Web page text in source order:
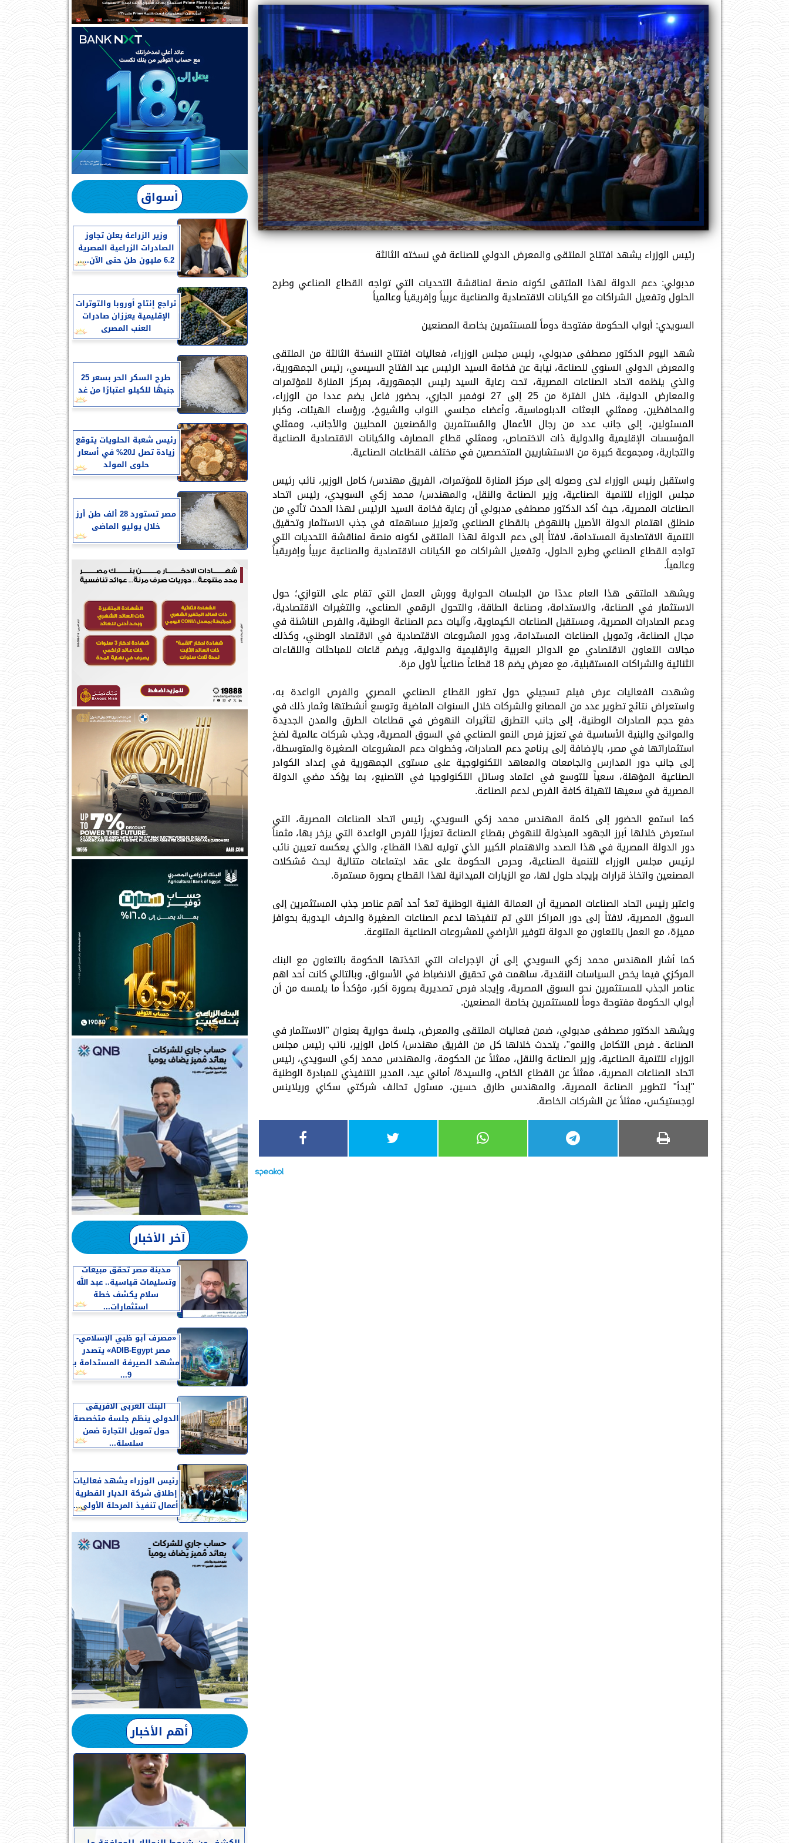
رئيس الوزراء يشهد افتتاح الملتقى والمعرض الدولي للصناعة في نسخته الثالثة
مدبولي: دعم الدولة لهذا الملتقى لكونه منصة لمناقشة التحديات التي تواجه القطاع الصناعي وطرح
الحلول وتفعيل الشراكات مع الكيانات الاقتصادية والصناعية عربياً وإفريقياً وعالمياً
السويدي: أبواب الحكومة مفتوحة دوماً للمستثمرين بخاصة المصنعين
شهد اليوم الدكتور مصطفى مدبولي، رئيس مجلس الوزراء، فعاليات افتتاح النسخة الثالثة من الملتقى
والمعرض الدولي السنوي للصناعة، نيابة عن فخامة السيد الرئيس عبد الفتاح السيسي، رئيس الجمهورية،
والذي ينظمه اتحاد الصناعات المصرية، تحت رعاية السيد رئيس الجمهورية، بمركز المنارة للمؤتمرات
والمعارض الدولية، خلال الفترة من 25 إلى 27 نوفمبر الجاري، بحضور فاعل يضم عددا من الوزراء،
والمحافظين، وممثلي البعثات الدبلوماسية، وأعضاء مجلسي النواب والشيوخ، ورؤساء الهيئات، وكبار
المسئولين، إلى جانب عدد من رجال الأعمال والمُستثمرين والمُصنعين المحليين والأجانب، وممثلي
المؤسسات الإقليمية والدولية ذات الاختصاص، وممثلي قطاع المصارف والكيانات الاقتصادية الصناعية
والتجارية، ومجموعة كبيرة من الاستشاريين المتخصصين في مختلف القطاعات الصناعية.
واستقبل رئيس الوزراء لدى وصوله إلى مركز المنارة للمؤتمرات، الفريق مهندس/ كامل الوزير، نائب رئيس
مجلس الوزراء للتنمية الصناعية، وزير الصناعة والنقل، والمهندس/ محمد زكي السويدي، رئيس اتحاد
الصناعات المصرية، حيث أكد الدكتور مصطفى مدبولي أن رعاية فخامة السيد الرئيس لهذا الحدث تأتي من
منطلق اهتمام الدولة الأصيل بالنهوض بالقطاع الصناعي وتعزيز مساهمته في جذب الاستثمار وتحقيق
التنمية الاقتصادية المستدامة، لافتاً إلى دعم الدولة لهذا الملتقى لكونه منصة لمناقشة التحديات التي
تواجه القطاع الصناعي وطرح الحلول، وتفعيل الشراكات مع الكيانات الاقتصادية والصناعية عربياً وإفريقياً
وعالمياً.
ويشهد الملتقى هذا العام عددًا من الجلسات الحوارية وورش العمل التي تقام على التوازي؛ حول
الاستثمار في الصناعة، والاستدامة، وصناعة الطاقة، والتحول الرقمي الصناعي، والتغيرات الاقتصادية،
ودعم الصادرات المصرية، ومستقبل الصناعات الكيماوية، وآليات دعم الصناعة الوطنية، والفرص الناشئة في
مجال الصناعة، وتمويل الصناعات المستدامة، ودور المشروعات الاقتصادية في الاقتصاد الوطني، وكذلك
مجالات التعاون الاقتصادي مع الدوائر العربية والإقليمية والدولية، ويضم قاعات للمباحثات واللقاءات
الثنائية والشراكات المستقبلية، مع معرض يضم 18 قطاعاً صناعياً لأول مرة.
وشهدت الفعاليات عرض فيلم تسجيلي حول تطور القطاع الصناعي المصري والفرص الواعدة به،
واستعراض نتائج تطوير عدد من المصانع والشركات خلال السنوات الماضية وتوسع أنشطتها وثمار ذلك في
دفع حجم الصادرات الوطنية، إلى جانب التطرق لتأثيرات النهوض في قطاعات الطرق والمدن الجديدة
والموانئ والبنية الأساسية في تعزيز فرص النمو الصناعي في السوق المصرية، وجذب شركات عالمية لضخ
استثماراتها في مصر، بالإضافة إلى برنامج دعم الصادرات، وخطوات دعم المشروعات الصغيرة والمتوسطة،
إلى جانب دور المدارس والجامعات والمعاهد التكنولوجية على مستوى الجمهورية في إعداد الكوادر
الصناعية المؤهلة، سعياً للتوسع في اعتماد وسائل التكنولوجيا في التصنيع، بما يؤكد مضي الدولة
المصرية في سعيها لتهيئة كافة الفرص لدعم الصناعة.
كما استمع الحضور إلى كلمة المهندس محمد زكي السويدي، رئيس اتحاد الصناعات المصرية، التي
استعرض خلالها أبرز الجهود المبذولة للنهوض بقطاع الصناعة تعزيزًا للفرص الواعدة التي يزخر بها، مثمناً
دور الدولة المصرية في هذا الصدد والاهتمام الكبير الذي توليه لهذا القطاع، والذي يعكسه تعيين نائب
لرئيس مجلس الوزراء للتنمية الصناعية، وحرص الحكومة على عقد اجتماعات متتالية لبحث مُشكلات
المصنعين واتخاذ قرارات بإيجاد حلول لها، مع الزيارات الميدانية لهذا القطاع بصورة مستمرة.
واعتبر رئيس اتحاد الصناعات المصرية أن العمالة الفنية الوطنية تعدُ أحد أهم عناصر جذب المستثمرين إلى
السوق المصرية، لافتاً إلى دور المراكز التي تم تنفيذها لدعم الصناعات الصغيرة والحرف اليدوية بحوافز
مميزة، مع العمل بالتعاون مع الدولة لتوفير الأراضي للمشروعات الصناعية المتنوعة.
كما أشار المهندس محمد زكي السويدي إلى أن الإجراءات التي اتخذتها الحكومة بالتعاون مع البنك
المركزي فيما يخص السياسات النقدية، ساهمت في تحقيق الانضباط في الأسواق، وبالتالي كانت أحد اهم
عناصر الجذب للمستثمرين نحو السوق المصرية، وإيجاد فرص تصديرية بصورة أكبر، مؤكداً ما يلمسه من أن
أبواب الحكومة مفتوحة دوماً للمستثمرين بخاصة المصنعين.
ويشهد الدكتور مصطفى مدبولي، ضمن فعاليات الملتقى والمعرض، جلسة حوارية بعنوان "الاستثمار في
الصناعة ـ فرص التكامل والنمو"، يتحدث خلالها كل من الفريق مهندس/ كامل الوزير، نائب رئيس مجلس
الوزراء للتنمية الصناعية، وزير الصناعة والنقل، ممثلاً عن الحكومة، والمهندس محمد زكي السويدي، رئيس
اتحاد الصناعات المصرية، ممثلاً عن القطاع الخاص، والسيدة/ أماني عيد، المدير التنفيذي للمبادرة الوطنية
"إبدأ" لتطوير الصناعة المصرية، والمهندس طارق حسين، مسئول تحالف شركتي سكاي وريلاينس
لوجستيكس، ممثلاً عن الشركات الخاصة.
أسواق
وزير الزراعة يعلن تجاوز
الصادرات الزراعية المصرية
6.2 مليون طن حتى الآن.....
تراجع إنتاج أوروبا والتوترات
الإقليمية يعززان صادرات
العنب المصرى
طرح السكر الحر بسعر 25
جنيهًا للكيلو اعتبارًا من غد
رئيس شعبة الحلويات يتوقع
زيادة تصل لـ20% في أسعار
حلوى المولد
مصر تستورد 28 ألف طن أرز
خلال يوليو الماضى
آخر الأخبار
مدينة مصر تحقق مبيعات
وتسليمات قياسية.. عبد الله
سلام يكشف خطة
استثمارات...
«مصرف أبو ظبي الإسلامي-
مصر ADIB-Egypt» يتصدر
مشهد الصيرفة المستدامة بـ
9...
البنك العربى الافريقى
الدولى ينظم جلسة متخصصة
حول تمويل التجارة ضمن
سلسلة...
رئيس الوزراء يشهد فعاليات
إطلاق شركة الديار القطرية
أعمال تنفيذ المرحلة الأولى...
أهم الأخبار